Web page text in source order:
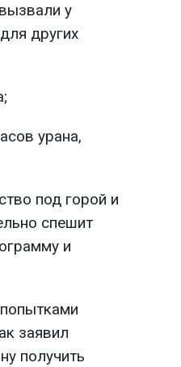
у
других
урана,
под горой и
спешит
и
заявил
получить